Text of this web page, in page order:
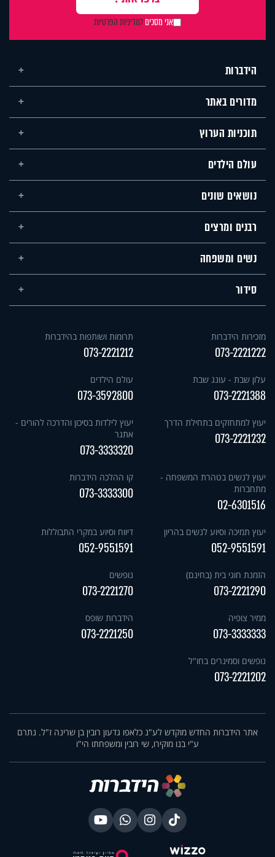
אני מסכיםלמדיניות הפרטיות
הידברות
מדורים באתר
תוכניות הערוץ
עולם הילדים
נושאים שונים
רבנים ומרצים
נשים ומשפחה
סידור
מזכירות הידברות
073-2221222
תרומות ושותפות בהידברות
073-2221212
עלון שבת - עונג שבת
073-2221388
עולם הילדים
073-3592800
יעוץ למתחזקים בתחילת הדרך
073-2221232
יעוץ לילדות בסיכון והדרכה להורים -
אתגר
073-3333320
יעוץ לנשים בטהרת המשפחה -
מתחברות
02-6301516
קו ההלכה הידברות
073-3333300
יעוץ תמיכה וסיוע לנשים בהריון
052-9551591
דיווח וסיוע במקרי התבוללות
052-9551591
הזמנת חוגי בית (בחינם)
073-2221290
נופשים
073-2221270
ממיר צופיה
073-3333333
הידברות שופס
073-2221250
נופשים וסמינרים בחו"ל
073-2221202
אתר הידברות החדש מוקדש לע"נ כלאפו גדעון רובין בן שרינה ז"ל. נתרם
ע"י בנו מוקירו, שי רובין ומשפחתו הי"ו